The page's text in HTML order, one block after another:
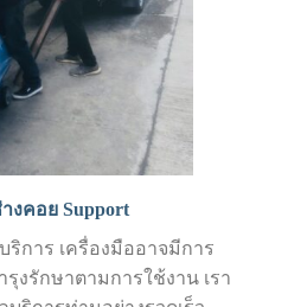
งคอย Support
ริการ เครื่องมืออาจมีการ
งรักษาตามการใช้งาน เรา